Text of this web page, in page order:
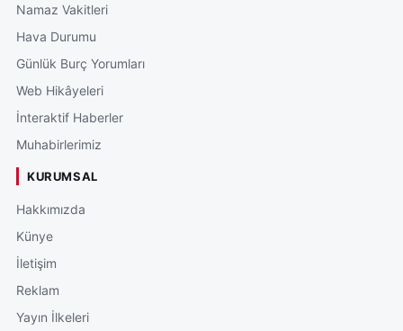
Namaz Vakitleri
Hava Durumu
Günlük Burç Yorumları
Web Hikâyeleri
İnteraktif Haberler
Muhabirlerimiz
KURUMSAL
Hakkımızda
Künye
İletişim
Reklam
Yayın İlkeleri